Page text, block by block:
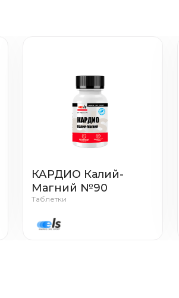
КАРДИО Калий-
Магний №90
Таблетки